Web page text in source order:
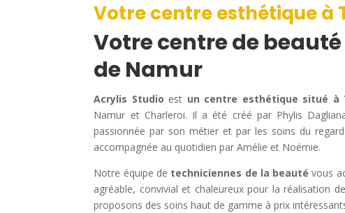
Votre centre esthétique à
Votre centre de
de Namur
Acrylis Studio est un centre esthétique situé à
Namur et Charleroi. Il a été créé par Phylis
passionnée par son métier et par les soins du
accompagnée au quotidien par Amélie et Noémie.
Notre équipe de techniciennes de la beauté vous
agréable, convivial et chaleureux pour la réalisation
proposons des soins haut de gamme à prix